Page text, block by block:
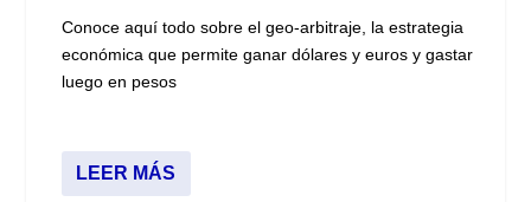
Conoce aquí todo sobre el geo-arbitraje, la estrategia
económica que permite ganar dólares y euros y gastar
luego en pesos
LEER MÁS